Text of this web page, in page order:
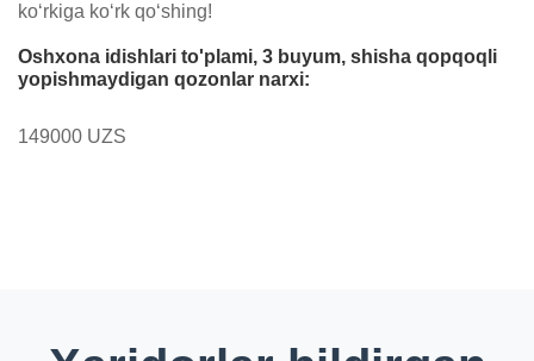
ko‘rkiga ko‘rk qo‘shing!
Oshxona idishlari to'plami, 3 buyum, shisha qopqoqli
yopishmaydigan qozonlar narxi:
149000 UZS